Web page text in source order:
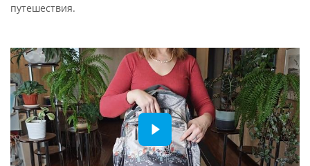
путешествия.